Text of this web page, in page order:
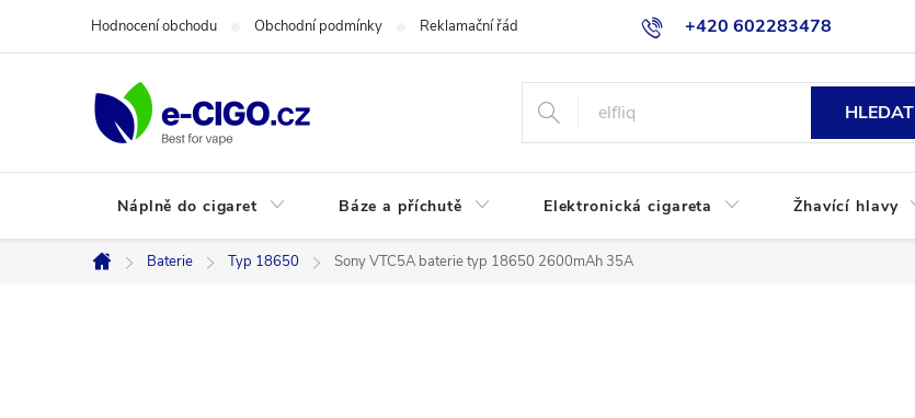
+420 602283478
Hodnocení obchodu Obchodní podmínky Reklamační řád Jak nakupovat
HLEDAT
Náplně do cigaret Báze a příchutě Elektronická cigareta Žhavící hlavy
Domů
Baterie Typ 18650 Sony VTC5A baterie typ 18650 2600mAh 35A